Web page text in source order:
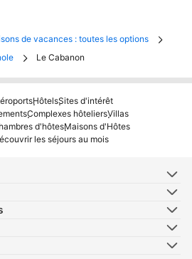
de vacances : toutes les options
Le Cabanon
HôtelsSites d'intérêt
Complexes hôteliersVillas
d'hôtesMaisons d'Hôtes
les séjours au mois